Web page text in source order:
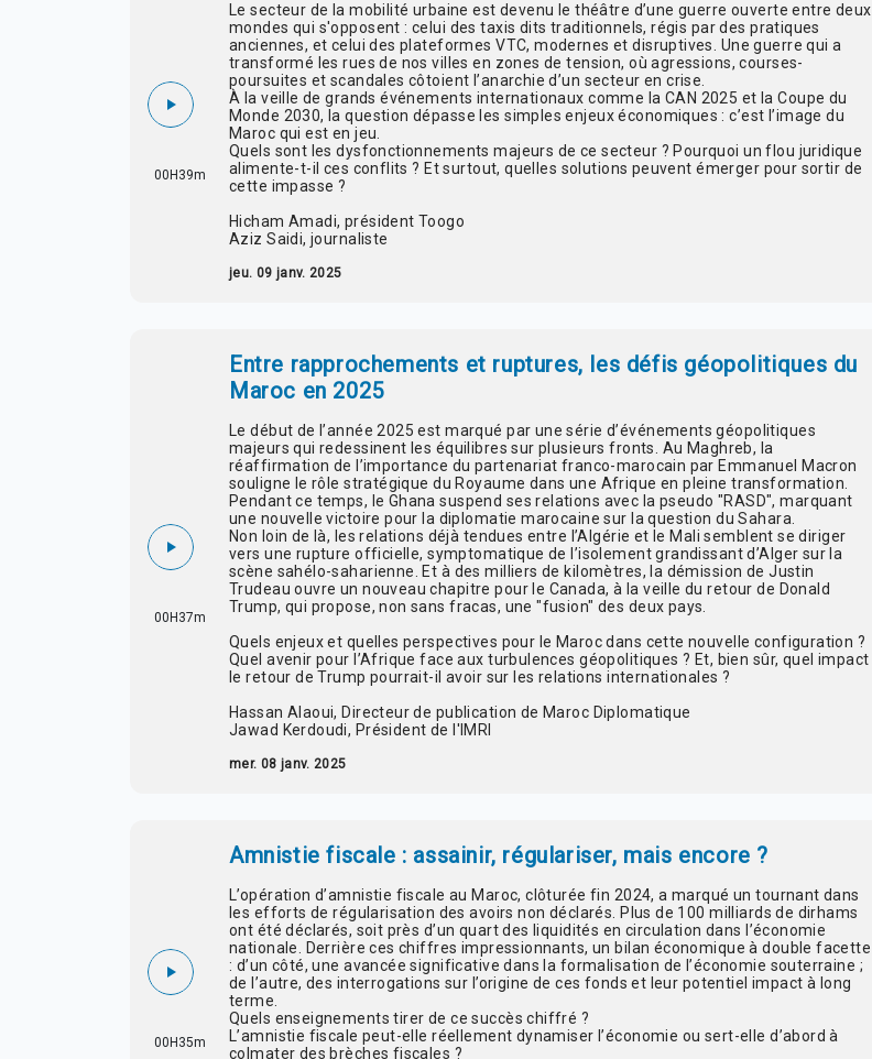
00H39m
Le secteur de la mobilité urbaine est devenu le théâtre d’une guerre ouverte entre deux
mondes qui s'opposent : celui des taxis dits traditionnels, régis par des pratiques
anciennes, et celui des plateformes VTC, modernes et disruptives. Une guerre qui a
transformé les rues de nos villes en zones de tension, où agressions, courses-
poursuites et scandales côtoient l’anarchie d’un secteur en crise.
À la veille de grands événements internationaux comme la CAN 2025 et la Coupe du
Monde 2030, la question dépasse les simples enjeux économiques : c’est l’image du
Maroc qui est en jeu.
Quels sont les dysfonctionnements majeurs de ce secteur ? Pourquoi un flou juridique
alimente-t-il ces conflits ? Et surtout, quelles solutions peuvent émerger pour sortir de
cette impasse ?
Hicham Amadi, président Toogo
Aziz Saidi, journaliste
jeu. 09 janv. 2025
00H37m
Entre rapprochements et ruptures, les défis géopolitiques du
Maroc en 2025
Le début de l’année 2025 est marqué par une série d’événements géopolitiques
majeurs qui redessinent les équilibres sur plusieurs fronts. Au Maghreb, la
réaffirmation de l’importance du partenariat franco-marocain par Emmanuel Macron
souligne le rôle stratégique du Royaume dans une Afrique en pleine transformation.
Pendant ce temps, le Ghana suspend ses relations avec la pseudo "RASD", marquant
une nouvelle victoire pour la diplomatie marocaine sur la question du Sahara.
Non loin de là, les relations déjà tendues entre l’Algérie et le Mali semblent se diriger
vers une rupture officielle, symptomatique de l’isolement grandissant d’Alger sur la
scène sahélo-saharienne. Et à des milliers de kilomètres, la démission de Justin
Trudeau ouvre un nouveau chapitre pour le Canada, à la veille du retour de Donald
Trump, qui propose, non sans fracas, une "fusion" des deux pays.
Quels enjeux et quelles perspectives pour le Maroc dans cette nouvelle configuration ?
Quel avenir pour l’Afrique face aux turbulences géopolitiques ? Et, bien sûr, quel impact
le retour de Trump pourrait-il avoir sur les relations internationales ?
Hassan Alaoui, Directeur de publication de Maroc Diplomatique
Jawad Kerdoudi, Président de l'IMRI
mer. 08 janv. 2025
00H35m
Amnistie fiscale : assainir, régulariser, mais encore ?
L’opération d’amnistie fiscale au Maroc, clôturée fin 2024, a marqué un tournant dans
les efforts de régularisation des avoirs non déclarés. Plus de 100 milliards de dirhams
ont été déclarés, soit près d’un quart des liquidités en circulation dans l’économie
nationale. Derrière ces chiffres impressionnants, un bilan économique à double facette
: d’un côté, une avancée significative dans la formalisation de l’économie souterraine ;
de l’autre, des interrogations sur l’origine de ces fonds et leur potentiel impact à long
terme.
Quels enseignements tirer de ce succès chiffré ?
L’amnistie fiscale peut-elle réellement dynamiser l’économie ou sert-elle d’abord à
colmater des brèches fiscales ?